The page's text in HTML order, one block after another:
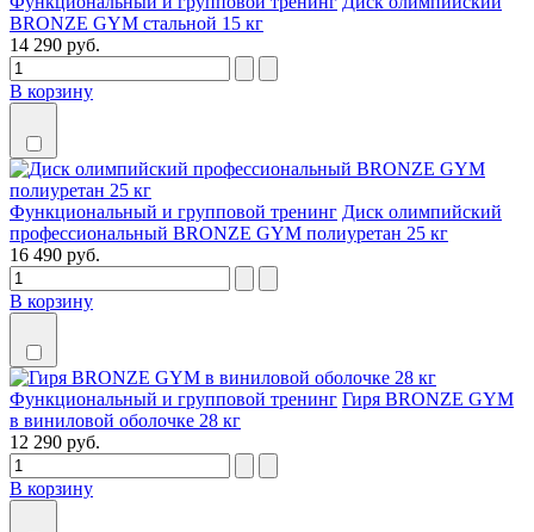
BRONZE GYM стальной 15 кг
14 290 руб.
В корзину
Функциональный и групповой тренинг Диск олимпийский
профессиональный BRONZE GYM полиуретан 25 кг
16 490 руб.
В корзину
Функциональный и групповой тренинг Гиря BRONZE GYM
в виниловой оболочке 28 кг
12 290 руб.
В корзину